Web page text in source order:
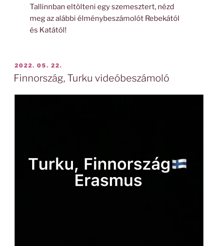
Tallinnban eltölteni egy szemesztert, nézd
meg az alábbi élménybeszámolót Rebekától
és Katától!
BEKÜLDVE:
2022. 05. 22.
Finnország, Turku videóbeszámoló